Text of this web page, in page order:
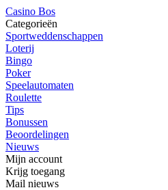
Casino Bos
Categorieën
Sportweddenschappen
Loterij
Bingo
Poker
Speelautomaten
Roulette
Tips
Bonussen
Beoordelingen
Nieuws
Mijn account
Krijg toegang
Mail nieuws